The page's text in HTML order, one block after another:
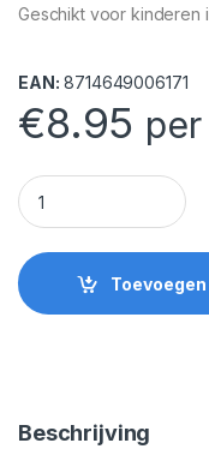
Geschikt voor kinderen
EAN: 8714649006171
€8.95
Spel Squla Flitsquiz
Beschrijving